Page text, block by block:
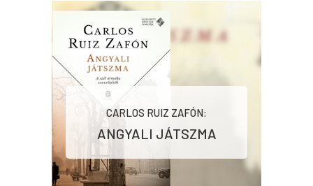
CARLOS RUIZ ZAFÓN:
ANGYALI ​JÁTSZMA